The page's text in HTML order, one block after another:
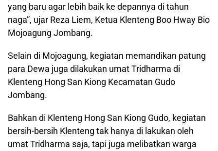
yang baru agar lebih baik ke depannya di tahun
naga”, ujar Reza Liem, Ketua Klenteng Boo Hway Bio
Mojoagung Jombang.
Selain di Mojoagung, kegiatan memandikan patung
para Dewa juga dilakukan umat Tridharma di
Klenteng Hong San Kiong Kecamatan Gudo
Jombang.
Bahkan di Klenteng Hong San Kiong Gudo, kegiatan
bersih-bersih Klenteng tak hanya di lakukan oleh
umat Tridharma saja, tapi juga melibatkan warga